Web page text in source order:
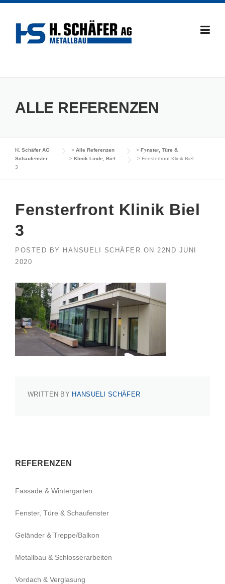
content
ALLE REFERENZEN
H. Schäfer AG > Alle Referenzen > Fenster, Türe &
Schaufenster
> Klinik Linde, Biel > Fensterfront Klinik Biel
3
Fensterfront Klinik Biel
3
POSTED BY HANSUELI SCHÄFER ON 22ND JUNI
2020
WRITTEN BY HANSUELI SCHÄFER
REFERENZEN
Fassade & Wintergarten
Fenster, Türe & Schaufenster
Geländer & Treppe/Balkon
Metallbau & Schlosserarbeiten
Vordach & Verglasung